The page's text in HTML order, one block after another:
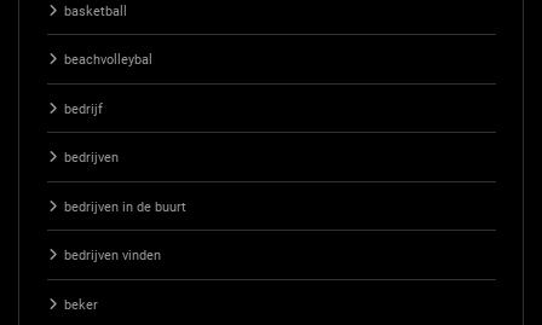
basketball
beachvolleybal
bedrijf
bedrijven
bedrijven in de buurt
bedrijven vinden
beker